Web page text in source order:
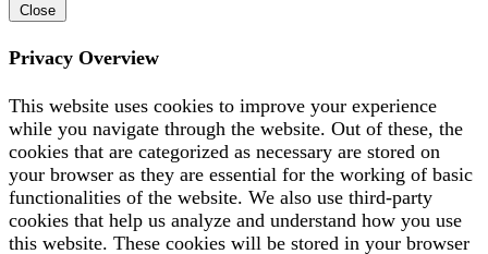
Close
Privacy Overview
This website uses cookies to improve your experience
while you navigate through the website. Out of these, the
cookies that are categorized as necessary are stored on
your browser as they are essential for the working of basic
functionalities of the website. We also use third-party
cookies that help us analyze and understand how you use
this website. These cookies will be stored in your browser